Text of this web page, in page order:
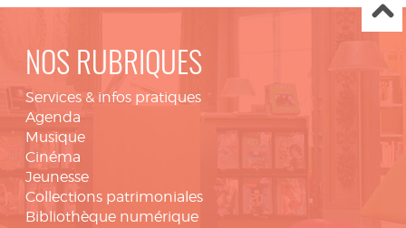
NOS RUBRIQUES
Services & infos pratiques
Agenda
Musique
Cinéma
Jeunesse
Collections patrimoniales
Bibliothèque numérique